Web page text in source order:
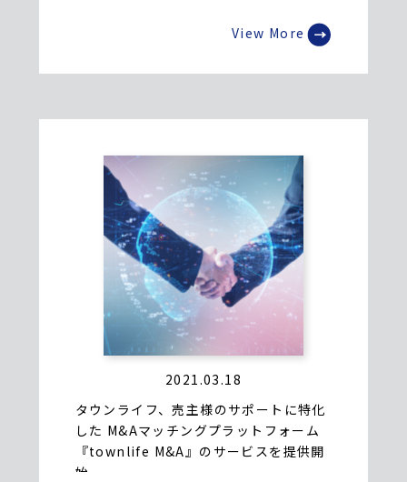
View More
2021.03.18
タウンライフ、売主様のサポートに特化
した M&Aマッチングプラットフォーム
『townlife M&A』のサービスを提供開
始